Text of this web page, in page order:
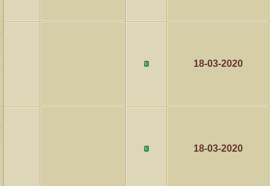
18-03-2020
18-03-2020